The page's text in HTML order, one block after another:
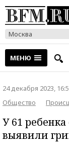
Москва
МЕНЮ
24 декабря 2023,
Общество
У 61
выявили